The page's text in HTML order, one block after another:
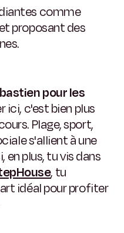
comme
proposant des
pour les
ici, c'est bien plus
Plage, sport,
s'allient à une
en plus, tu vis dans
, tu
idéal pour profiter